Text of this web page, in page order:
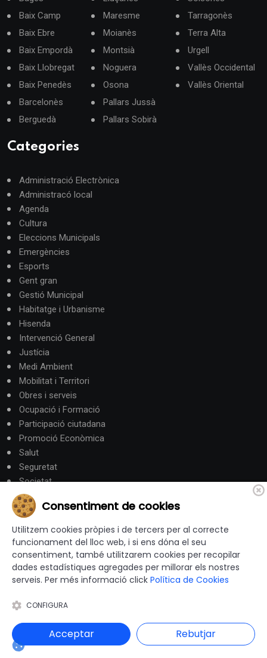
Baix Camp
Baix Ebre
Baix Empordà
Baix Llobregat
Baix Penedès
Barcelonès
Berguedà
Maresme
Moianès
Montsià
Noguera
Osona
Pallars Jussà
Pallars Sobirà
Tarragonès
Terra Alta
Urgell
Vallès Occidental
Vallès Oriental
Categories
Administració Electrònica
Administracó local
Agenda
Cultura
Eleccions Municipals
Emergències
Esports
Gent gran
Gestió Municipal
Habitatge i Urbanisme
Hisenda
Intervenció General
Justícia
Medi Ambient
Mobilitat i Territori
Obres i serveis
Ocupació i Formació
Participació ciutadana
Promoció Econòmica
Salut
Seguretat
Societat
Turisme
Altres Canals
canalandorra.ad
© 2012-2026 Ajuntaments de Catalunya - Tots els drets
Avís Legal |Política de privacitat
Política de Cookies|Accessibilitat|
Consentiment de cookies
Utilitzem cookies pròpies i de tercers per al correcte
funcionament del lloc web, i si ens dóna el seu
consentiment, també utilitzarem cookies per recopilar
dades estadístiques agregades per millorar els nostres
serveis. Per més informació click Política de Cookies
CONFIGURA
Acceptar Rebutjar